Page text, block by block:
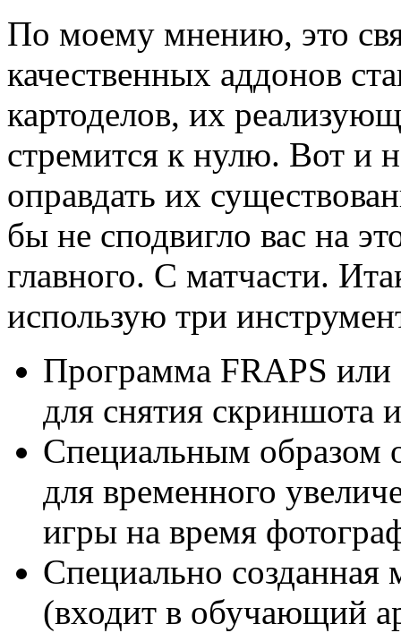
По моему мнению, это
качественных аддонов
картоделов, их
стремится к нулю. Вот и
оправдать их
бы не сподвигло вас на
главного. С матчасти.
использую три
Программа FRAPS или
для снятия скриншота
Специальным образом
для временного
игры на время
Специально созданная
(входит в обучающий